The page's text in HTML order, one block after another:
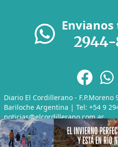
Diario El Cordillerano - F.P.Moreno
Bariloche Argentina | Tel: +54 9
noticias@elcordillerano.com.ar
RSS|Media Kit|Políticas de
CMS para